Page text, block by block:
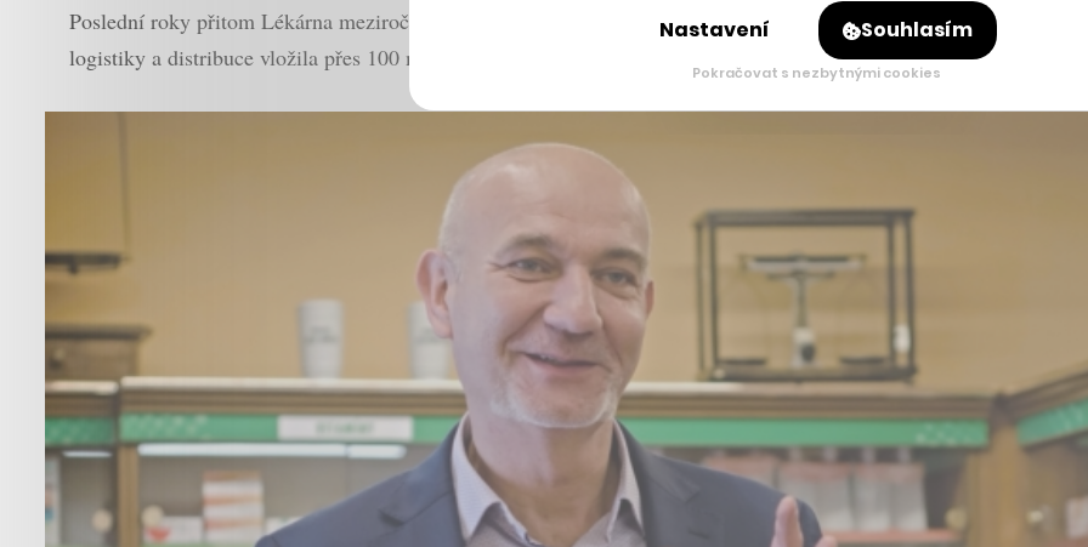
Poslední roky přitom Lékárna meziročně rostla jen přibližně desetiprocentním tempem, během čtyř let však do
logistiky a distribuce vložila přes 100 milionů korun a tyto investice teď přináší své ovoce.
Nastavení Souhlasím
Pokračovat s nezbytnými cookies